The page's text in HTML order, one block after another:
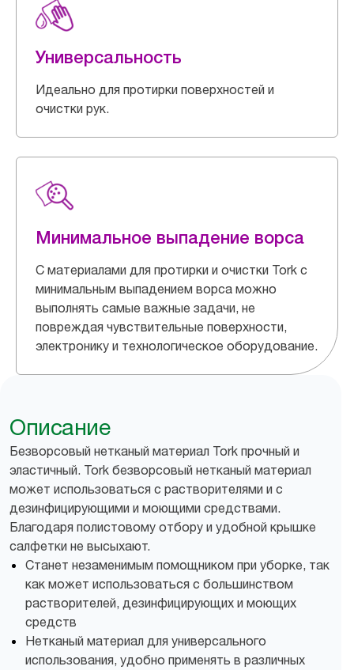
Универсальность
Идеально для протирки поверхностей и
очистки рук.
Минимальное выпадение ворса
С материалами для протирки и очистки Tork с
минимальным выпадением ворса можно
выполнять самые важные задачи, не
повреждая чувствительные поверхности,
электронику и технологическое оборудование.
Описание
Безворсовый нетканый материал Tork прочный и
эластичный. Tork безворсовый нетканый материал
может использоваться с растворителями и с
дезинфицирующими и моющими средствами.
Благодаря полистовому отбору и удобной крышке
салфетки не высыхают.
Станет незаменимым помощником при уборке, так
как может использоваться с большинством
растворителей, дезинфицирующих и моющих
средств
Нетканый материал для универсального
использования, удобно применять в различных